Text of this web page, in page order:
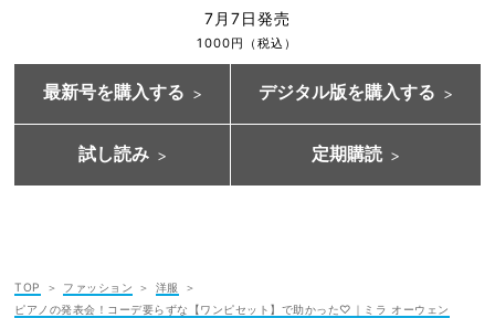
7月7日発売
1000円（税込）
最新号を購入する デジタル版を購入する
試し読み 定期購読
TOP ファッション
洋服
ピアノの発表会！コーデ要らずな【ワンピセット】で助かった♡｜ミラ オーウェン